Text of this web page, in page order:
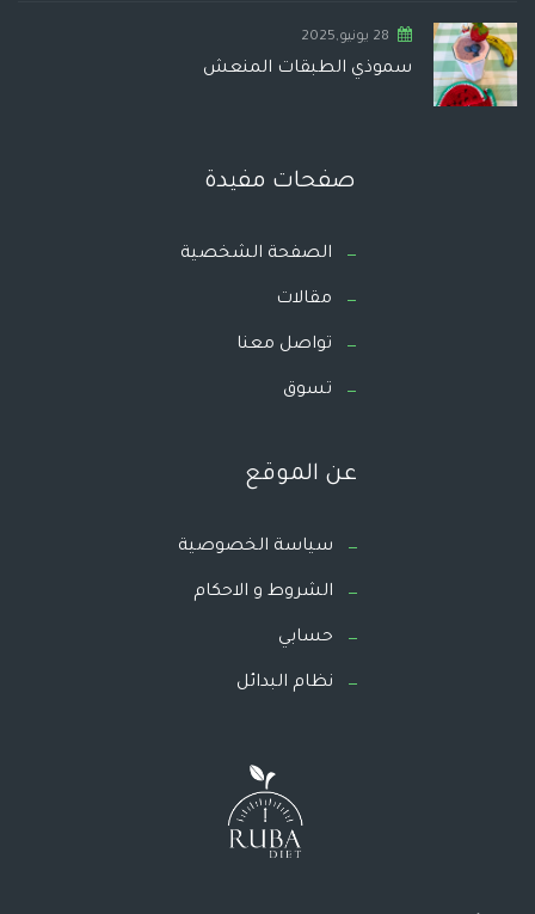
28 يونيو,2025
سموذي الطبقات المنعش
صفحات مفيدة
الصفحة الشخصية
مقالات
تواصل معنا
تسوق
عن الموقع
سياسة الخصوصية
الشروط و الاحكام
حسابي
نظام البدائل